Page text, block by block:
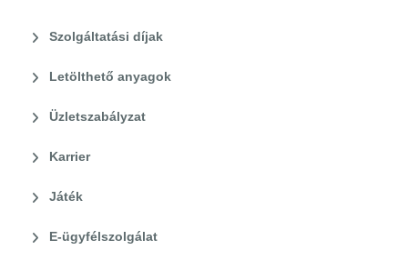
Szolgáltatási díjak
Letölthető anyagok
Üzletszabályzat
Karrier
Játék
E-ügyfélszolgálat